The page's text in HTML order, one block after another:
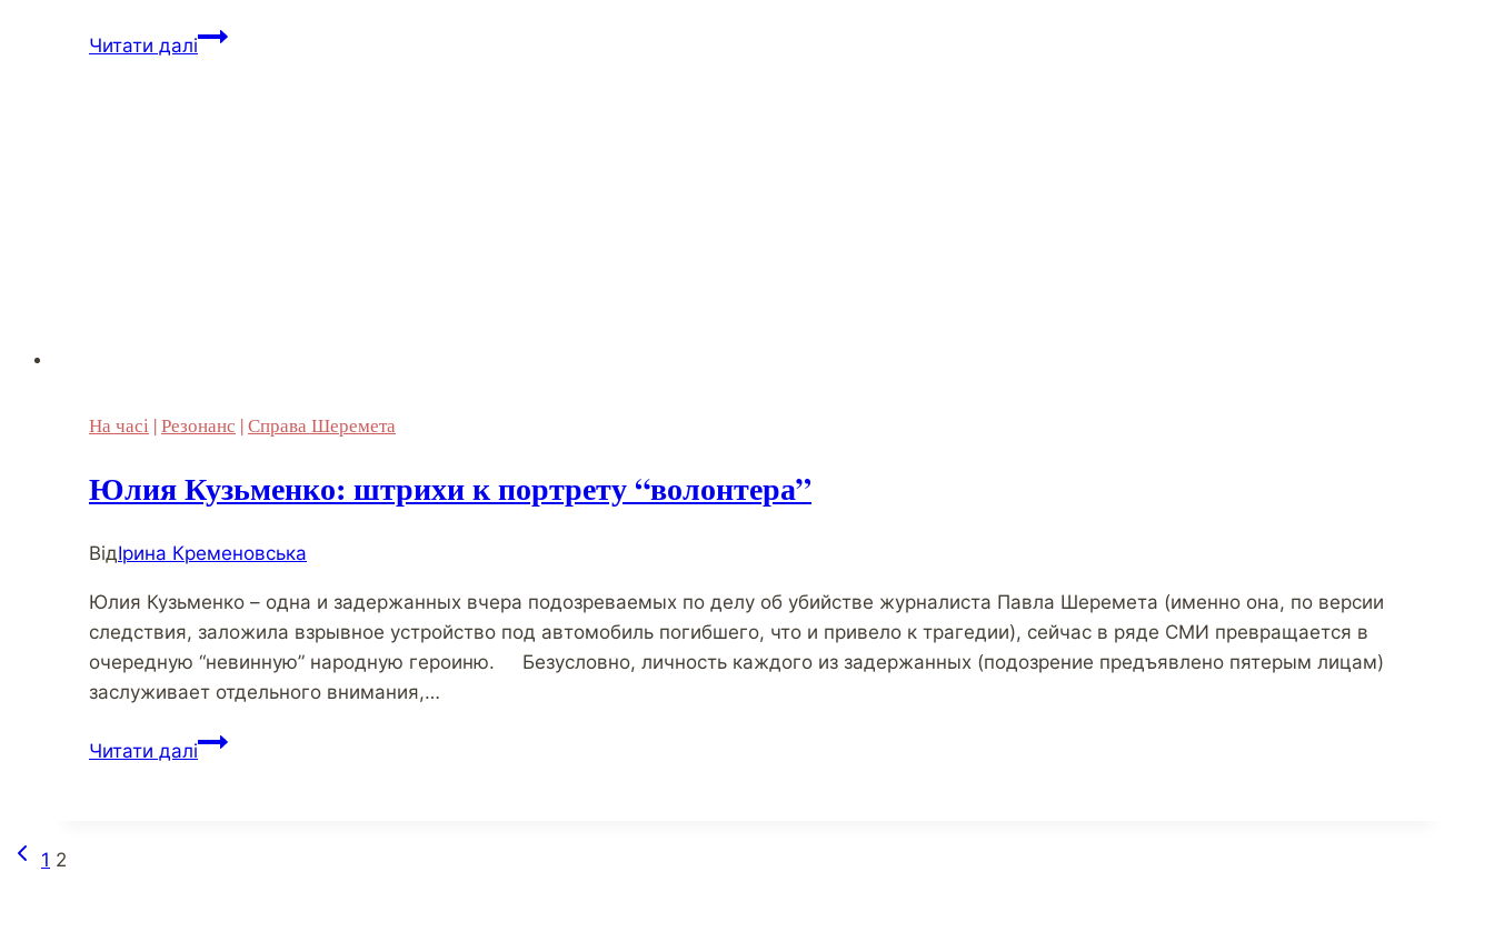
Читати даліПро
На часі |Резонанс |Справа Шеремета
Юлия Кузьменко: штрихи к портрету “волонтера”
ВідІрина Кременовська
Юлия Кузьменко – одна и задержанных вчера подозреваемых по делу об убийстве журналиста Павла Шеремета (именно она, по версии
следствия, заложила взрывное устройство под автомобиль погибшего, что и привело к трагедии), сейчас в ряде СМИ превращается в
очередную “невинную” народную героиню. Безусловно, личность каждого из задержанных (подозрение предъявлено пятерым лицам)
заслуживает отдельного внимания,…
Читати даліЮлия
Навігація
Попередня
1 2